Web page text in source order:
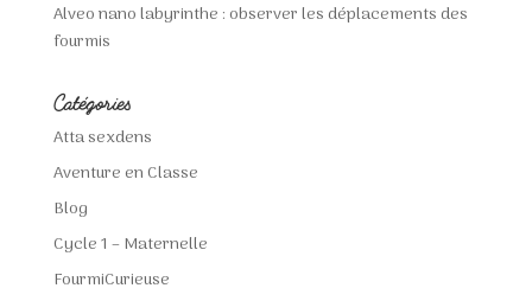
Alveo nano labyrinthe : observer les déplacements des
fourmis
Catégories
Atta sexdens
Aventure en Classe
Blog
Cycle 1 – Maternelle
FourmiCurieuse